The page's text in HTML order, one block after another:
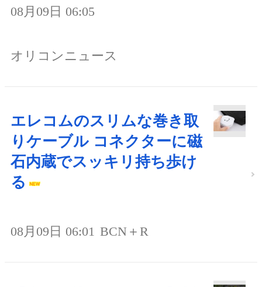
08月09日 06:05
オリコンニュース
エレコムのスリムな巻き取
りケーブル コネクターに磁
石内蔵でスッキリ持ち歩け
る
08月09日 06:01 BCN＋R